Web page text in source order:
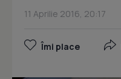
11 Aprilie 2016, 20:17
Îmi place